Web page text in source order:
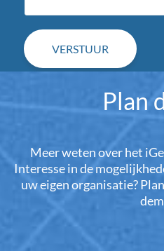
Plan
Meer weten over het
Interesse in de
uw eigen organisatie?